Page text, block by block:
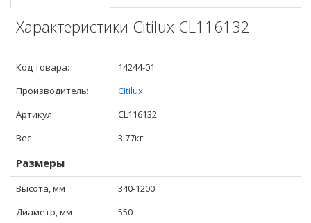
Характеристики Citilux CL116132
Код товара:
14244-01
Производитель:
Citilux
Артикул:
CL116132
Вес
3.77кг
Размеры
Высота, мм
340-1200
Диаметр, мм
550